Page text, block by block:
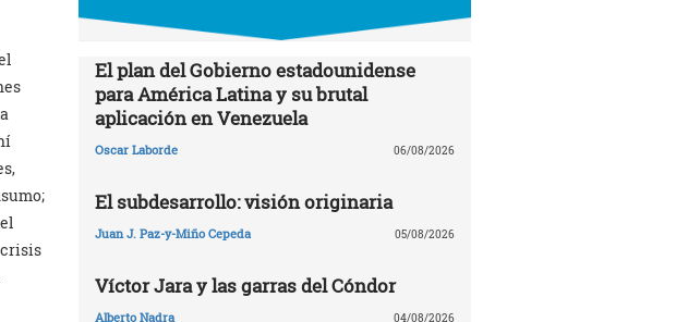
El plan del Gobierno estadounidense
para América Latina y su brutal
aplicación en Venezuela
Oscar Laborde 06/08/2026
El subdesarrollo: visión originaria
Juan J. Paz-y-Miño Cepeda 05/08/2026
Víctor Jara y las garras del Cóndor
Alberto Nadra 04/08/2026